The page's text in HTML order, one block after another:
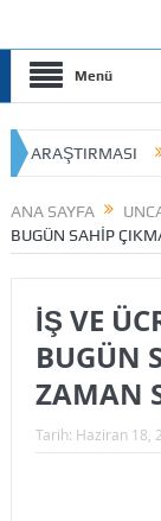
Menü
ANA SAYFA
BUGÜN SAHİP
İŞ VE
BUGÜN
ZAMAN
Tarih: Haziran 18,